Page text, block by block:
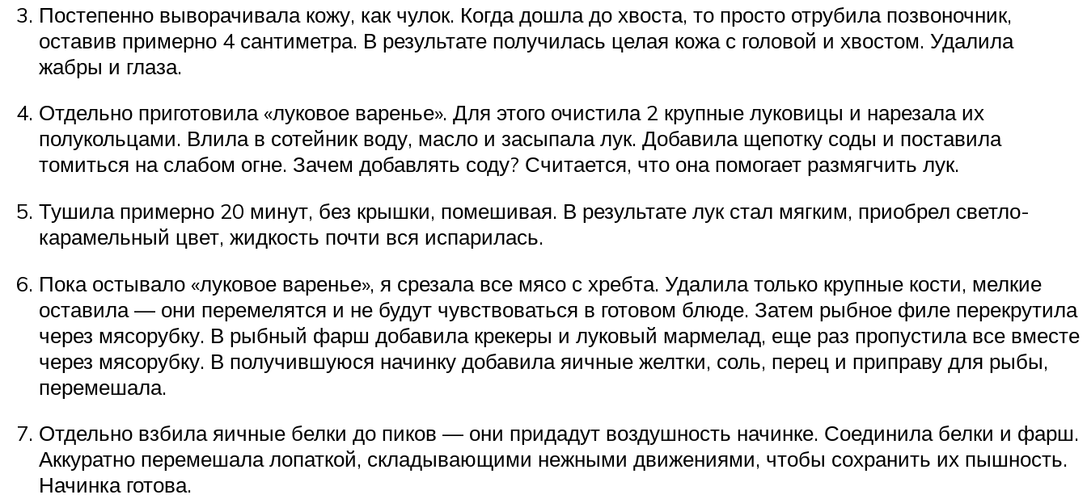
Постепенно выворачивала кожу, как чулок. Когда дошла до хвоста, то просто отрубила позвоночник,
оставив примерно 4 сантиметра. В результате получилась целая кожа с головой и хвостом. Удалила
жабры и глаза.
Отдельно приготовила «луковое варенье». Для этого очистила 2 крупные луковицы и нарезала их
полукольцами. Влила в сотейник воду, масло и засыпала лук. Добавила щепотку соды и поставила
томиться на слабом огне. Зачем добавлять соду? Считается, что она помогает размягчить лук.
Тушила примерно 20 минут, без крышки, помешивая. В результате лук стал мягким, приобрел светло-
карамельный цвет, жидкость почти вся испарилась.
Пока остывало «луковое варенье», я срезала все мясо с хребта. Удалила только крупные кости, мелкие
оставила — они перемелятся и не будут чувствоваться в готовом блюде. Затем рыбное филе перекрутила
через мясорубку. В рыбный фарш добавила крекеры и луковый мармелад, еще раз пропустила все вместе
через мясорубку. В получившуюся начинку добавила яичные желтки, соль, перец и приправу для рыбы,
перемешала.
Отдельно взбила яичные белки до пиков — они придадут воздушность начинке. Соединила белки и фарш.
Аккуратно перемешала лопаткой, складывающими нежными движениями, чтобы сохранить их пышность.
Начинка готова.